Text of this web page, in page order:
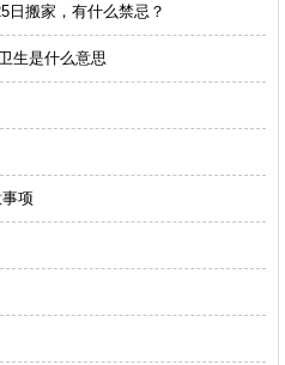
日搬家，有什么禁忌？
生是什么意思
项